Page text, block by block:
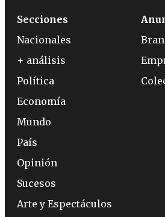
Secciones
Nacionales
+ análisis
Política
Economía
Mundo
País
Opinión
Sucesos
Arte y Espectáculos